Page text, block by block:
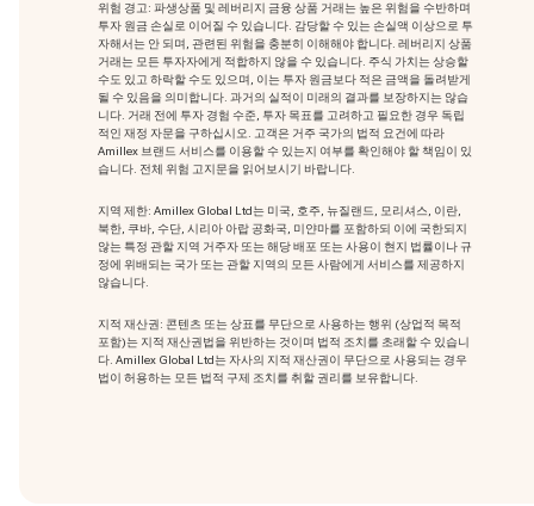
위험 경고: 파생상품 및 레버리지 금융 상품 거래는 높은 위험을 수반하며
투자 원금 손실로 이어질 수 있습니다. 감당할 수 있는 손실액 이상으로 투
자해서는 안 되며, 관련된 위험을 충분히 이해해야 합니다. 레버리지 상품
거래는 모든 투자자에게 적합하지 않을 수 있습니다. 주식 가치는 상승할
수도 있고 하락할 수도 있으며, 이는 투자 원금보다 적은 금액을 돌려받게
될 수 있음을 의미합니다. 과거의 실적이 미래의 결과를 보장하지는 않습
니다. 거래 전에 투자 경험 수준, 투자 목표를 고려하고 필요한 경우 독립
적인 재정 자문을 구하십시오. 고객은 거주 국가의 법적 요건에 따라
Amillex 브랜드 서비스를 이용할 수 있는지 여부를 확인해야 할 책임이 있
습니다. 전체 위험 고지문을 읽어보시기 바랍니다.
지역 제한: Amillex Global Ltd는 미국, 호주, 뉴질랜드, 모리셔스, 이란,
북한, 쿠바, 수단, 시리아 아랍 공화국, 미얀마를 포함하되 이에 국한되지
않는 특정 관할 지역 거주자 또는 해당 배포 또는 사용이 현지 법률이나 규
정에 위배되는 국가 또는 관할 지역의 모든 사람에게 서비스를 제공하지
않습니다.
지적 재산권: 콘텐츠 또는 상표를 무단으로 사용하는 행위 (상업적 목적
포함)는 지적 재산권법을 위반하는 것이며 법적 조치를 초래할 수 있습니
다. Amillex Global Ltd는 자사의 지적 재산권이 무단으로 사용되는 경우
법이 허용하는 모든 법적 구제 조치를 취할 권리를 보유합니다.